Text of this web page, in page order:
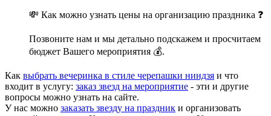
💸 Как можно узнать цены на организацию праздника ❓
Позвоните нам и мы детально подскажем и просчитаем
бюджет Вашего мероприятия 💰.
Как выбрать вечеринка в стиле черепашки ниндзя и что
входит в услугу: заказ звезд на мероприятие - эти и другие
вопросы можно узнать на сайте.
У нас можно заказать звезду на праздник и организовать